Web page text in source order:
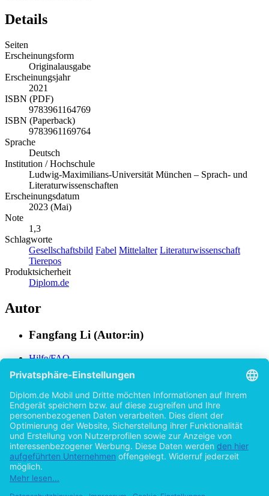
Details
Seiten
Erscheinungsform
Originalausgabe
Erscheinungsjahr
2021
ISBN (PDF)
9783961164769
ISBN (Paperback)
9783961169764
Sprache
Deutsch
Institution / Hochschule
Ludwig-Maximilians-Universität München – Sprach- und
Literaturwissenschaften
Erscheinungsdatum
2023 (Mai)
Note
1,3
Schlagworte
Gesellschaftsbild Fabel Mittelalter Literaturwissenschaft
Tierepos
Produktsicherheit
Diplom.de
Autor
Fangfang Li (Autor:in)
Hilfe/FAQ
Impressum
Datenschutz
AGB
Vertrag widerrufen
Zur Desktop-Version
Copyright ©Imprint in der Bedey & Thoms Media GmbH powered
byOpen Publishing
Zurück